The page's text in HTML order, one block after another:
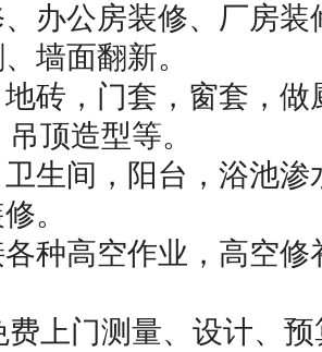
办公房装修、厂房装
墙面翻新。
砖，门套，窗套，
顶造型等。
生间，阳台，浴池
。
种高空作业，高空修
费上门测量、设计、